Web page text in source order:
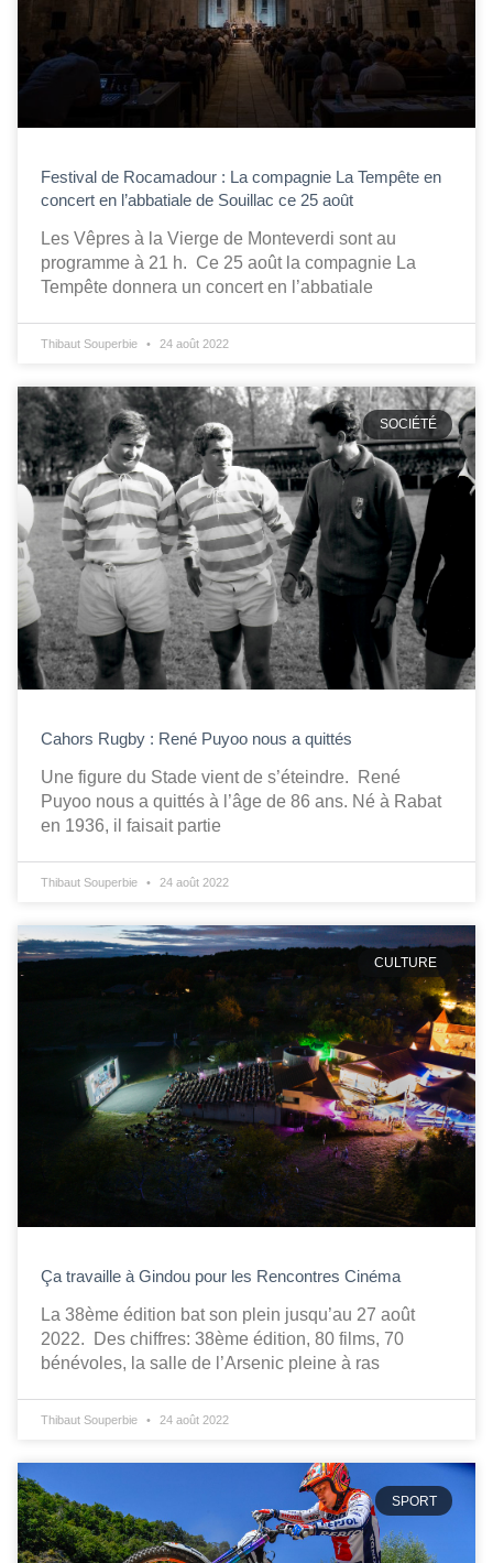
Festival de Rocamadour : La compagnie La Tempête en
concert en l’abbatiale de Souillac ce 25 août
Les Vêpres à la Vierge de Monteverdi sont au
programme à 21 h. Ce 25 août la compagnie La
Tempête donnera un concert en l’abbatiale
Thibaut Souperbie 24 août 2022
SOCIÉTÉ
Cahors Rugby : René Puyoo nous a quittés
Une figure du Stade vient de s’éteindre. René
Puyoo nous a quittés à l’âge de 86 ans. Né à Rabat
en 1936, il faisait partie
Thibaut Souperbie 24 août 2022
CULTURE
Ça travaille à Gindou pour les Rencontres Cinéma
La 38ème édition bat son plein jusqu’au 27 août
2022. Des chiffres: 38ème édition, 80 films, 70
bénévoles, la salle de l’Arsenic pleine à ras
Thibaut Souperbie 24 août 2022
SPORT